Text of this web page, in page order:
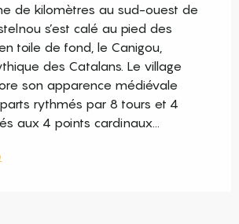
de kilomètres au sud-ouest de
s’est calé au pied des
toile de fond, le Canigou,
des Catalans. Le village
son apparence médiévale
rythmés par 8 tours et 4
aux 4 points cardinaux...